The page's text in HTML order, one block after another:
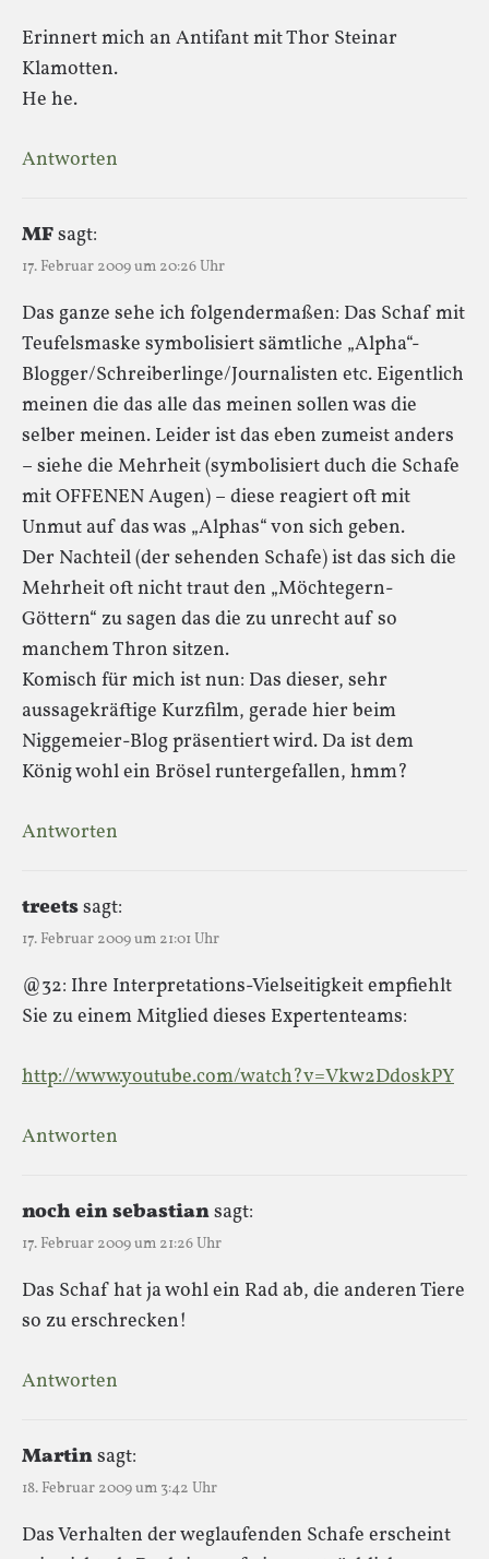
Erinnert mich an Antifant mit Thor Steinar
Klamotten.
He he.
Antworten
MFsagt:
17. Februar 2009 um 20:26 Uhr
Das ganze sehe ich folgendermaßen: Das Schaf mit
Teufelsmaske symbolisiert sämtliche „Alpha“-
Blogger/Schreiberlinge/Journalisten etc. Eigentlich
meinen die das alle das meinen sollen was die
selber meinen. Leider ist das eben zumeist anders
– siehe die Mehrheit (symbolisiert duch die Schafe
mit OFFENEN Augen) – diese reagiert oft mit
Unmut auf das was „Alphas“ von sich geben.
Der Nachteil (der sehenden Schafe) ist das sich die
Mehrheit oft nicht traut den „Möchtegern-
Göttern“ zu sagen das die zu unrecht auf so
manchem Thron sitzen.
Komisch für mich ist nun: Das dieser, sehr
aussagekräftige Kurzfilm, gerade hier beim
Niggemeier-Blog präsentiert wird. Da ist dem
König wohl ein Brösel runtergefallen, hmm?
Antworten
treetssagt:
17. Februar 2009 um 21:01 Uhr
@32: Ihre Interpretations-Vielseitigkeit empfiehlt
Sie zu einem Mitglied dieses Expertenteams:
http://www.youtube.com/watch?v=Vkw2DdoskPY
Antworten
noch ein sebastiansagt:
17. Februar 2009 um 21:26 Uhr
Das Schaf hat ja wohl ein Rad ab, die anderen Tiere
so zu erschrecken!
Antworten
Martinsagt:
18. Februar 2009 um 3:42 Uhr
Das Verhalten der weglaufenden Schafe erscheint